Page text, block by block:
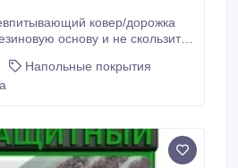
ковер/дорожка
основу и не скользит
может
в любых
моющим пылесосом.
Напольные покрытия